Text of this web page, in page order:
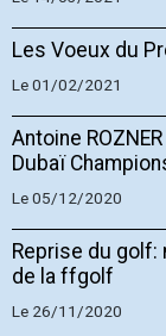
Les Voeux du
Le 01/02/2021
Antoine
Dubaï
Le 05/12/2020
Reprise du golf:
de la ffgolf
Le 26/11/2020